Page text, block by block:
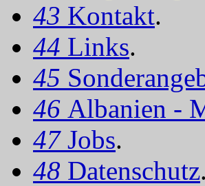
43 Kontakt.
44 Links.
45
46 Albanien -
47 Jobs.
48 Datenschutz.